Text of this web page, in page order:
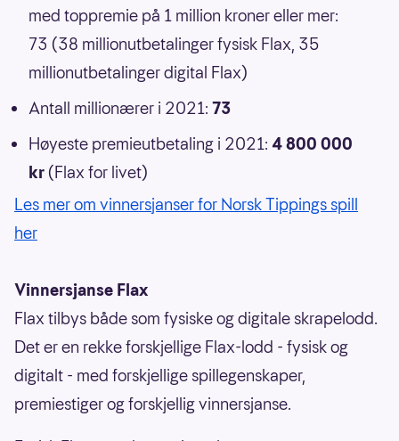
med toppremie på 1 million kroner eller mer:
73 (38 millionutbetalinger fysisk Flax, 35
millionutbetalinger digital Flax)
Antall millionærer i 2021: 73
Høyeste premieutbetaling i 2021: 4 800 000
kr (Flax for livet)
Les mer om vinnersjanser for Norsk Tippings spill
her
Vinnersjanse Flax
Flax tilbys både som fysiske og digitale skrapelodd.
Det er en rekke forskjellige Flax-lodd - fysisk og
digitalt - med forskjellige spillegenskaper,
premiestiger og forskjellig vinnersjanse.